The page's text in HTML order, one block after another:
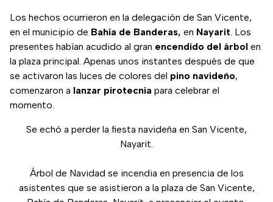
Los hechos ocurrieron en la delegación de San Vicente,
en el municipio de Bahía de Banderas, en Nayarit. Los
presentes habían acudido al gran encendido del árbol en
la plaza principal. Apenas unos instantes después de que
se activaron las luces de colores del pino navideño,
comenzaron a lanzar pirotecnia para celebrar el
momento.
Se echó a perder la fiesta navideña en San Vicente,
Nayarit.
Árbol de Navidad se incendia en presencia de los
asistentes que se asistieron a la plaza de San Vicente,